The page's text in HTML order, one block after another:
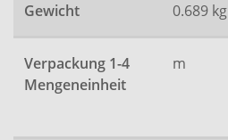
Gewicht 0.689 kg
Verpackung 1-4
Mengeneinheit
m